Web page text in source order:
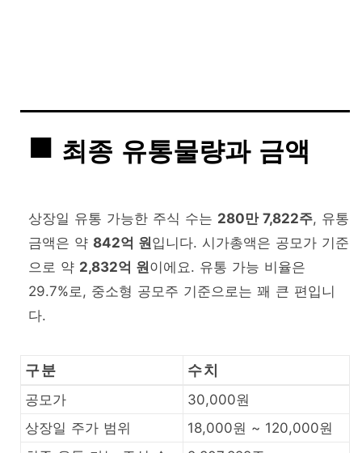
최종 유통물량과 금액
상장일 유통 가능한 주식 수는 280만 7,822주, 유통
금액은 약 842억 원입니다. 시가총액은 공모가 기준
으로 약 2,832억 원이에요. 유통 가능 비율은
29.7%로, 중소형 공모주 기준으로는 꽤 큰 편입니
다.
구분 수치
공모가
30,000원
상장일 주가 범위
18,000원 ~ 120,000원